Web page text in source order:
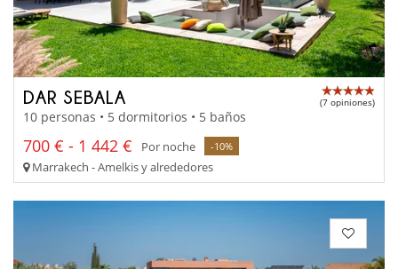
DAR SEBALA (7 opiniones)
10 personas • 5 dormitorios • 5 baños
700 € - 1 442 € Por noche -10%
Marrakech - Amelkis y alrededores